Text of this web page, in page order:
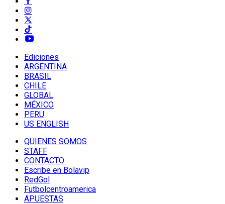
Ediciones
ARGENTINA
BRASIL
CHILE
GLOBAL
MÉXICO
PERU
US ENGLISH
QUIENES SOMOS
STAFF
CONTACTO
Escribe en Bolavip
RedGol
Futbolcentroamerica
APUESTAS